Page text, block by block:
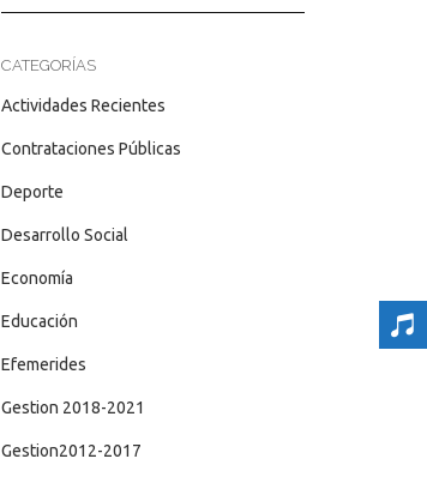
CATEGORÍAS
Actividades Recientes
Contrataciones Públicas
Deporte
Desarrollo Social
Economía
Educación
Efemerides
Gestion 2018-2021
Gestion2012-2017